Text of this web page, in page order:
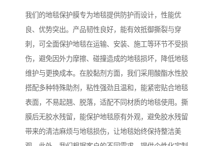
我们的地毯保护膜专为地毯提供防护而设计，性能优
良、优势突出。产品韧性良好，能有效抵御撕裂与穿
刺，可全面保护地毯在运输、安装、施工等环节不受损
伤，避免因外力摩擦、碰撞造成的地毯损坏，降低地毯
维护与更换成本。在胶黏剂方面，我们采用酸酯水性胶
搭配多种特殊助剂，粘性强劲且温和，能紧密贴合地毯
表面，不易起翘、脱落，适配不同材质的地毯使用。撕
膜后无胶水残留，能保护地毯原有外观，避免胶水残留
带来的清洁麻烦与地毯损伤，让地毯始终保持整洁美